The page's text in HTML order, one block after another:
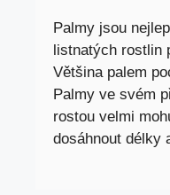
Palmy jsou
listnatých rostlin
Většina palem
Palmy ve svém
rostou velmi
dosáhnout délky